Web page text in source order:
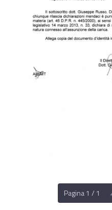
Pagina 1 / 1